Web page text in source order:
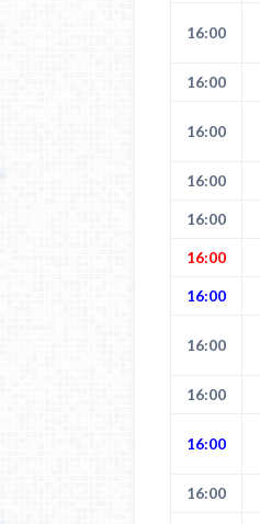
16:00
16:00
16:00
16:00
16:00
16:00
16:00
16:00
16:00
16:00
16:00